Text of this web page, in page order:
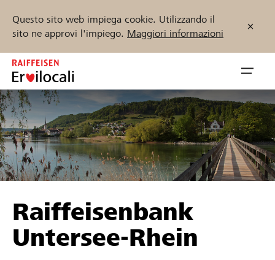
Questo sito web impiega cookie. Utilizzando il
sito ne approvi l'impiego. Maggiori informazioni
Zum
Inhalt
springen
öffnen
Sostenere
Aiuto & supporto
Trova progetti e organizzazioni
Inizia ora
Raiffeisenbank
Untersee-Rhein